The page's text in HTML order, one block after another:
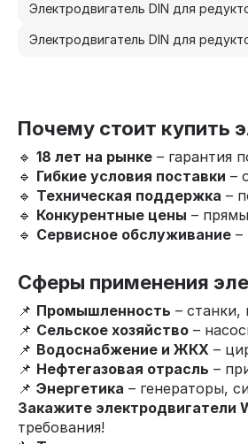
Электродвигатель DIN для
Электродвигатель DIN для
Почему стоит купить
🔹 18 лет на рынке – гарантия
🔹 Гибкие условия поставки –
🔹 Техническая поддержка –
🔹 Конкурентные цены –
🔹 Сервисное обслуживание –
Сферы применения
📌 Промышленность – станки,
📌 Сельское хозяйство –
📌 Водоснабжение и ЖКХ –
📌 Нефтегазовая отрасль –
📌 Энергетика – генераторы,
Закажите электродвигатели
требования!